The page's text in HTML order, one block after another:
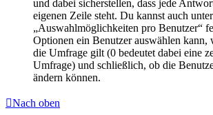
und dabei sicherstellen, dass jede
eigenen Zeile steht. Du kannst auch unter
„Auswahlmöglichkeiten pro Benutzer“
Optionen ein Benutzer auswählen
die Umfrage gilt (0 bedeutet dabei eine
Umfrage) und schließlich, ob die
ändern können.
Nach oben